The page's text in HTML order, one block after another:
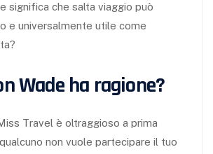
significa che salta viaggio può
e universalmente utile come
Wade ha ragione?
Travel è oltraggioso a prima
non vuole partecipare il tuo